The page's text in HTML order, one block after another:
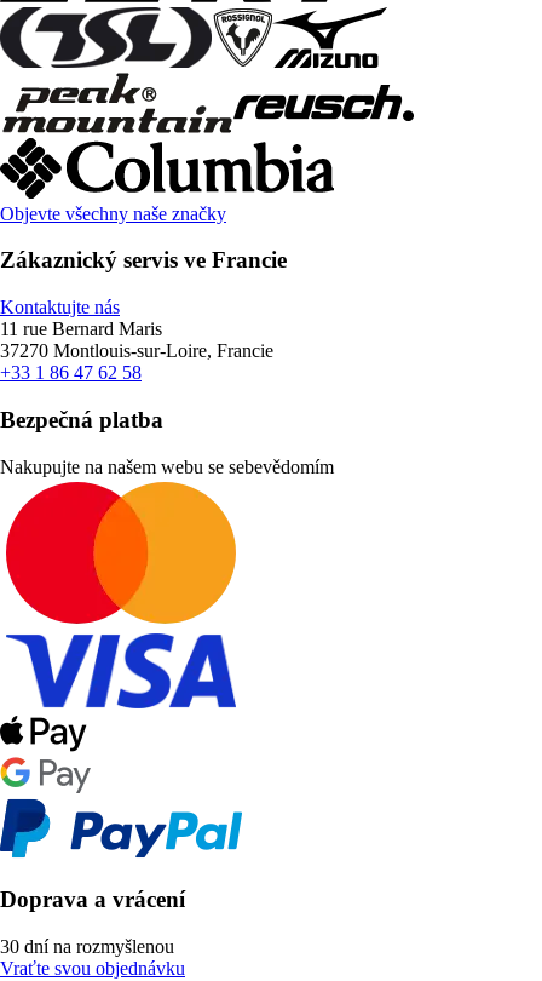
Objevte všechny naše značky
Zákaznický servis ve Francie
Kontaktujte nás
11 rue Bernard Maris
37270 Montlouis-sur-Loire, Francie
+33 1 86 47 62 58
Bezpečná platba
Nakupujte na našem webu se sebevědomím
Doprava a vrácení
30 dní na rozmyšlenou
Vraťte svou objednávku